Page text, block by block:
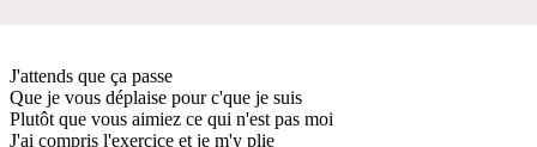
J'attends que ça passe
Que je vous déplaise pour c'que je suis
Plutôt que vous aimiez ce qui n'est pas moi
J'ai compris l'exercice et je m'y plie